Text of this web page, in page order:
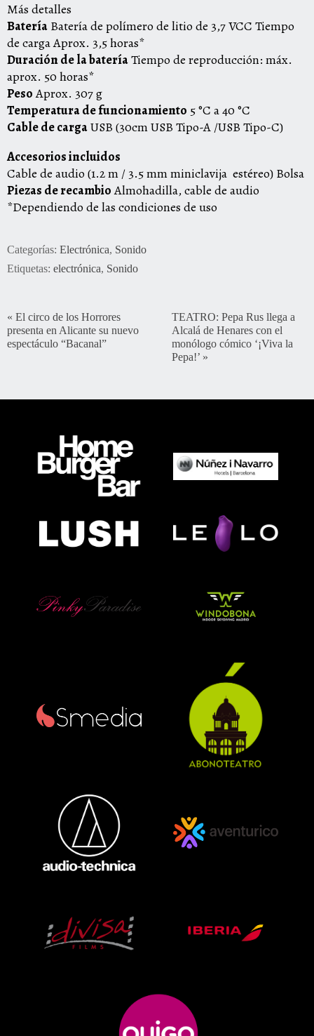
Más detalles
Batería Batería de polímero de litio de 3,7 VCC Tiempo
de carga Aprox. 3,5 horas*
Duración de la bateríaTiempo de reproducción: máx.
aprox. 50 horas*
PesoAprox. 307 g
Temperatura de funcionamiento 5 °C a 40 °C
Cable de cargaUSB (30cm USB Tipo-A /USB Tipo-C)
Accesorios incluidos
Cable de audio (1.2 m / 3.5 mm miniclavija estéreo) Bolsa
Piezas de recambioAlmohadilla, cable de audio
*Dependiendo de las condiciones de uso
Categorías: Electrónica, Sonido
Etiquetas: electrónica, Sonido
« El circo de los Horrores
presenta en Alicante su nuevo
espectáculo “Bacanal”
TEATRO: Pepa Rus llega a
Alcalá de Henares con el
monólogo cómico ‘¡Viva la
Pepa!’ »